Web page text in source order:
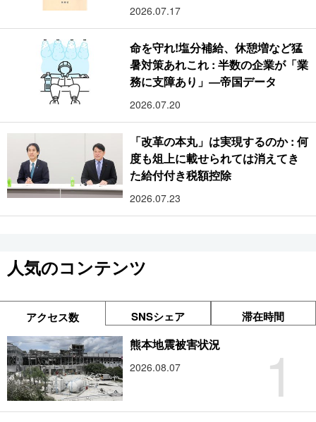
2026.07.17
命を守れ!塩分補給、休憩増など猛
暑対策あれこれ : 半数の企業が「業
務に支障あり」―帝国データ
2026.07.20
「改革の本丸」は実現するのか : 何
度も俎上に載せられては消えてき
た給付付き税額控除
2026.07.23
人気のコンテンツ
アクセス数 SNSシェア 滞在時間
1
熊本地震被害状況
2026.08.07